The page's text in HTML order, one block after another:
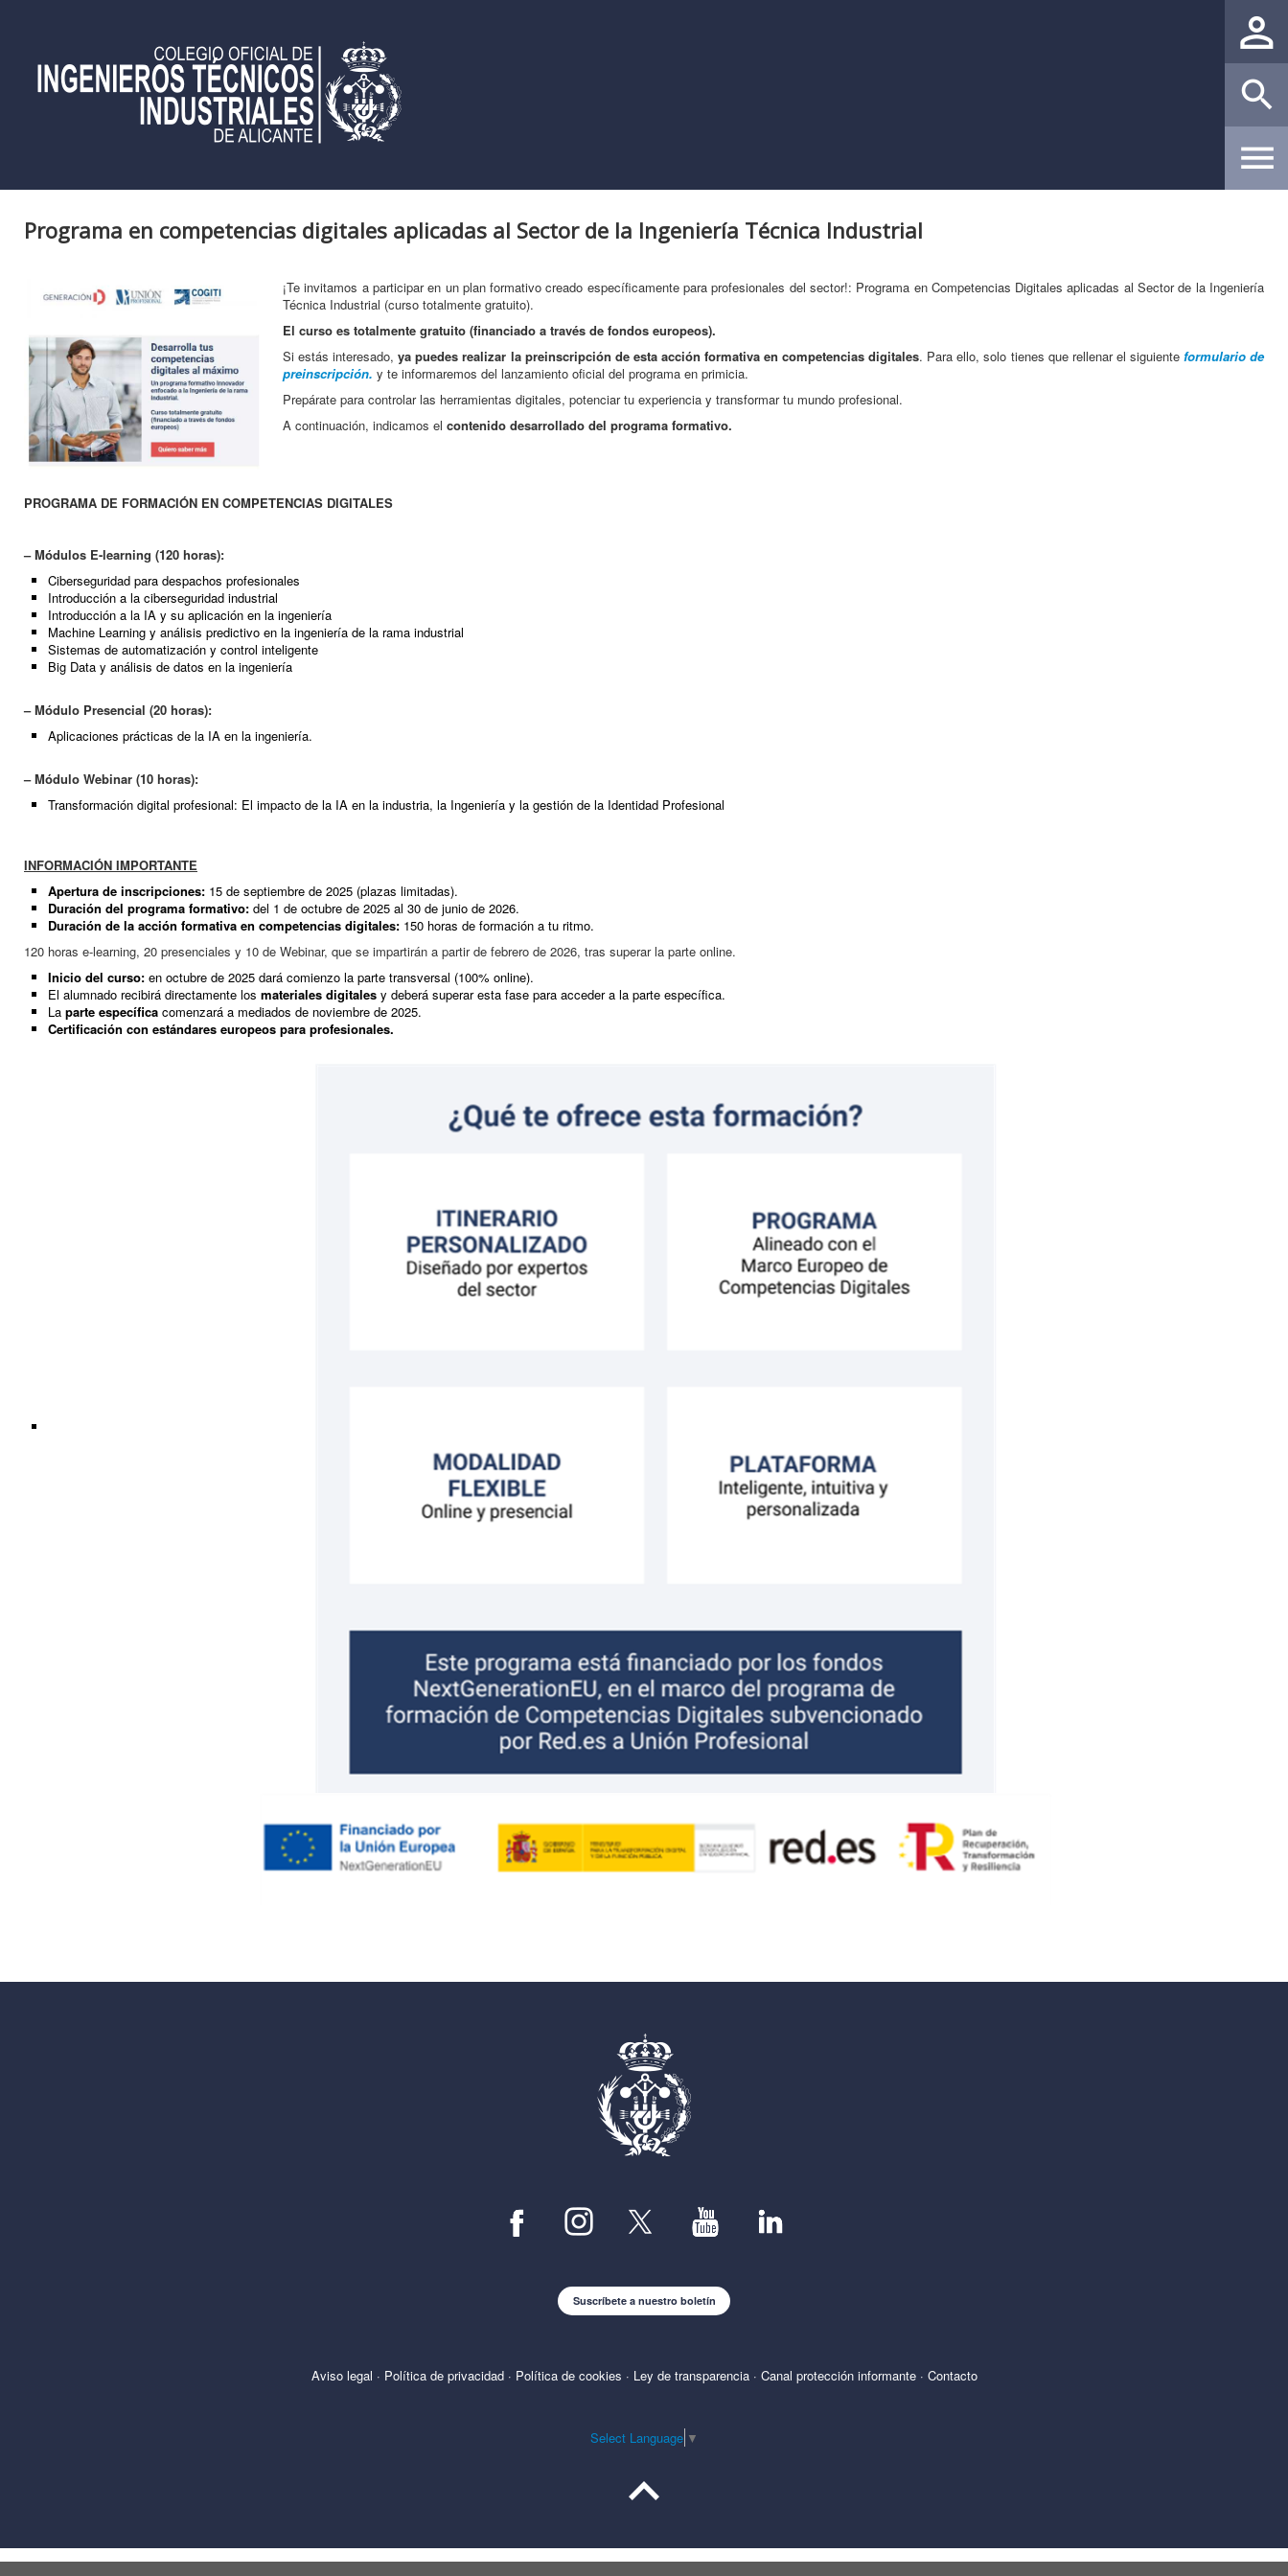
Programa en competencias digitales aplicadas al Sector de la Ingeniería Técnica Industrial
¡Te invitamos a participar en un plan formativo creado específicamente para profesionales del sector!: Programa en Competencias Digitales aplicadas al Sector de la Ingeniería
Técnica Industrial (curso totalmente gratuito).
El curso es totalmente gratuito (financiado a través de fondos europeos).
Si estás interesado,ya puedes realizar la preinscripción de esta acción formativa en competencias digitales. Para ello, solo tienes que rellenar el siguiente formulario de
preinscripción. y te informaremos del lanzamiento oficial del programa en primicia.
Prepárate para controlar las herramientas digitales, potenciar tu experiencia y transformar tu mundo profesional.
A continuación, indicamos el contenido desarrollado del programa formativo.
PROGRAMA DE FORMACIÓN EN COMPETENCIAS DIGITALES
– Módulos E-learning (120 horas):
Ciberseguridad para despachos profesionales
Introducción a la ciberseguridad industrial
Introducción a la IA y su aplicación en la ingeniería
Machine Learning y análisis predictivo en la ingeniería de la rama industrial
Sistemas de automatización y control inteligente
Big Data y análisis de datos en la ingeniería
– Módulo Presencial (20 horas):
Aplicaciones prácticas de la IA en la ingeniería.
– Módulo Webinar (10 horas):
Transformación digital profesional: El impacto de la IA en la industria, la Ingeniería y la gestión de la Identidad Profesional
INFORMACIÓN IMPORTANTE
Apertura de inscripciones: 15 de septiembre de 2025 (plazas limitadas).
Duración del programa formativo: del 1 de octubre de 2025 al 30 de junio de 2026.
Duración de la acción formativa en competencias digitales: 150 horas de formación a tu ritmo.
120 horas e-learning, 20 presenciales y 10 de Webinar, que se impartirán a partir de febrero de 2026, tras superar la parte online.
Inicio del curso: en octubre de 2025 dará comienzo la parte transversal (100% online).
El alumnado recibirá directamente los materiales digitales y deberá superar esta fase para acceder a la parte específica.
La parte específica comenzará a mediados de noviembre de 2025.
Certificación con estándares europeos para profesionales.
Suscríbete a nuestro boletín
Aviso legal · Política de privacidad· Política de cookies · Ley de transparencia· Canal protección informante· Contacto
Select Language ▼